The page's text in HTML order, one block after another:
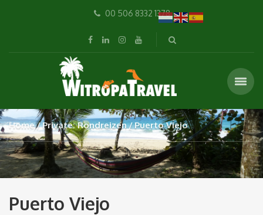
00 506 8332 1378
Home Private: Rondreizen Puerto Viejo
Puerto Viejo